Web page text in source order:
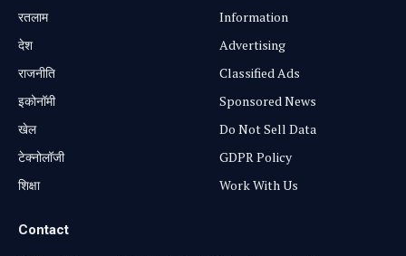
रतलाम
⁠देश
राजनीति
⁠इकोनॉमी
खेल
टेक्नोलॉजी
शिक्षा
Information
Advertising
Classified Ads
Sponsored News
Do Not Sell Data
GDPR Policy
Work With Us
Contact